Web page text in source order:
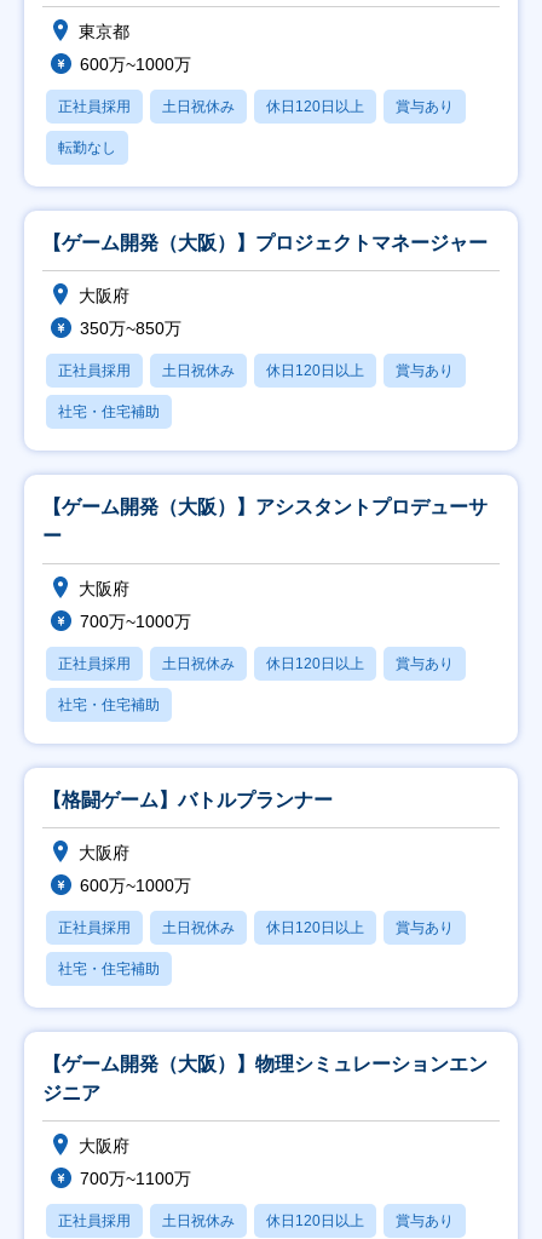
東京都
600万~1000万
正社員採用 土日祝休み 休日120日以上 賞与あり
転勤なし
【ゲーム開発（大阪）】プロジェクトマネージャー
大阪府
350万~850万
正社員採用 土日祝休み 休日120日以上 賞与あり
社宅・住宅補助
【ゲーム開発（大阪）】アシスタントプロデューサ
ー
大阪府
700万~1000万
正社員採用 土日祝休み 休日120日以上 賞与あり
社宅・住宅補助
【格闘ゲーム】バトルプランナー
大阪府
600万~1000万
正社員採用 土日祝休み 休日120日以上 賞与あり
社宅・住宅補助
【ゲーム開発（大阪）】物理シミュレーションエン
ジニア
大阪府
700万~1100万
正社員採用 土日祝休み 休日120日以上 賞与あり